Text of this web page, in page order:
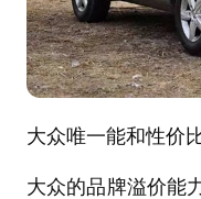
大众唯一能和性价
大众的品牌溢价能